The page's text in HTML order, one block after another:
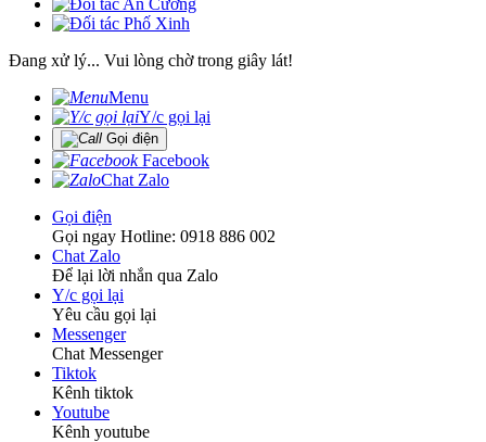
Đang xử lý... Vui lòng chờ trong giây lát!
Menu
Y/c gọi lại
Gọi điện
Facebook
Chat Zalo
Gọi điện
Gọi ngay Hotline: 0918 886 002
Chat Zalo
Để lại lời nhắn qua Zalo
Y/c gọi lại
Yêu cầu gọi lại
Messenger
Chat Messenger
Tiktok
Kênh tiktok
Youtube
Kênh youtube